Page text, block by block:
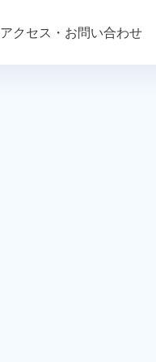
アクセス・お問い合わせ